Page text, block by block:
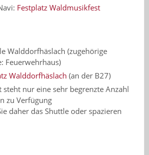
Festplatz Waldmusikfest
Walddorfhäslach (zugehörige
Feuerwehrhaus)
Walddorfhäslach (an der B27)
steht nur eine sehr begrenzte Anzahl
zu Verfügung
daher das Shuttle oder spazieren